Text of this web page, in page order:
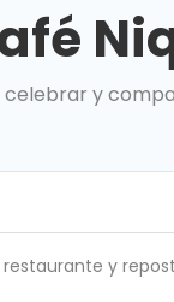
celebrar y
restaurante y